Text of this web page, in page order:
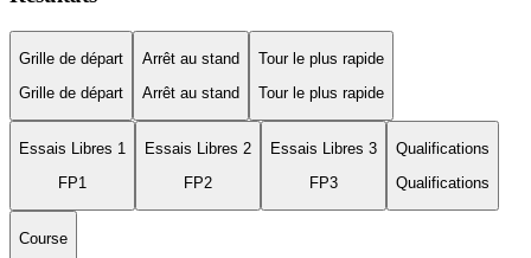
Grille de départ
Grille de départ
Arrêt au stand
Arrêt au stand
Tour le plus rapide
Tour le plus rapide
Essais Libres 1
FP1
Essais Libres 2
FP2
Essais Libres 3
FP3
Qualifications
Qualifications
Course